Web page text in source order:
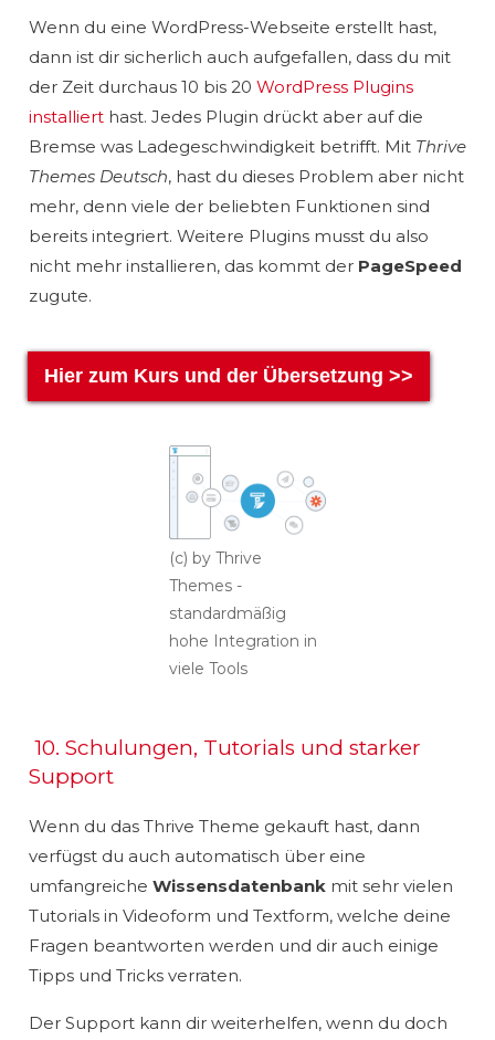
Wenn du eine WordPress-Webseite erstellt hast,
dann ist dir sicherlich auch aufgefallen, dass du mit
der Zeit durchaus 10 bis 20 WordPress Plugins
installiert hast. Jedes Plugin drückt aber auf die
Bremse was Ladegeschwindigkeit betrifft. Mit Thrive
Themes Deutsch, hast du dieses Problem aber nicht
mehr, denn viele der beliebten Funktionen sind
bereits integriert. Weitere Plugins musst du also
nicht mehr installieren, das kommt der PageSpeed
zugute.
Hier zum Kurs und der Übersetzung >>
(c) by Thrive
Themes -
standardmäßig
hohe Integration in
viele Tools
10. Schulungen, Tutorials und starker
Support
Wenn du das Thrive Theme gekauft hast, dann
verfügst du auch automatisch über eine
umfangreiche Wissensdatenbank mit sehr vielen
Tutorials in Videoform und Textform, welche deine
Fragen beantworten werden und dir auch einige
Tipps und Tricks verraten.
Der Support kann dir weiterhelfen, wenn du doch